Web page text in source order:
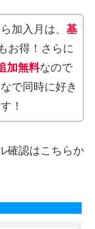
加入月は、 基
お得！さらに
加無料なので
で同時に好き
！
確認はこちらか